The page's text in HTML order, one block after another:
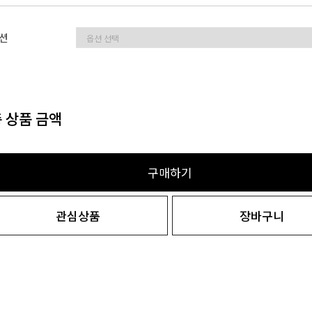
상품 금액
구매하기
관심상품 장바구니